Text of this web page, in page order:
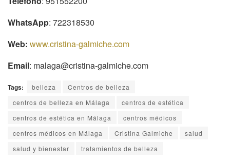
WhatsApp: 722318530
Web: www.cristina-galmiche.com
Email: malaga@cristina-galmiche.com
Tags: belleza
Centros de belleza
centros de belleza en Málaga
centros de estética
centros de estética en Málaga
centros médicos
centros médicos en Málaga
Cristina Galmiche
salud
salud y bienestar
tratamientos de belleza